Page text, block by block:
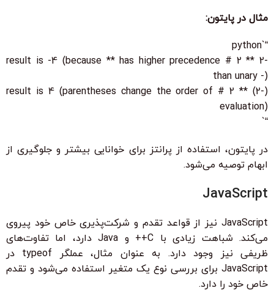
مثال در پایتون:
“`python
-2 ** 2 # result is -4 (because ** has higher precedence
than unary -)
(-2) ** 2 # result is 4 (parentheses change the order of
evaluation)
“`
در پایتون، استفاده از پرانتز برای خوانایی بیشتر و جلوگیری از
ابهام توصیه می‌شود.
JavaScript
JavaScript نیز از قواعد تقدم و شرکت‌پذیری خاص خود پیروی
می‌کند. شباهت زیادی با C++ و Java دارد، اما تفاوت‌های
ظریفی نیز وجود دارد. به عنوان مثال، عملگر typeof در
JavaScript برای بررسی نوع یک متغیر استفاده می‌شود و تقدم
خاص خود را دارد.